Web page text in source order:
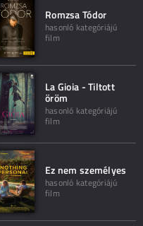
Romzsa Tódor
hasonló kategóriájú
film
La Gioia - Tiltott
öröm
hasonló kategóriájú
film
Ez nem személyes
hasonló kategóriájú
film